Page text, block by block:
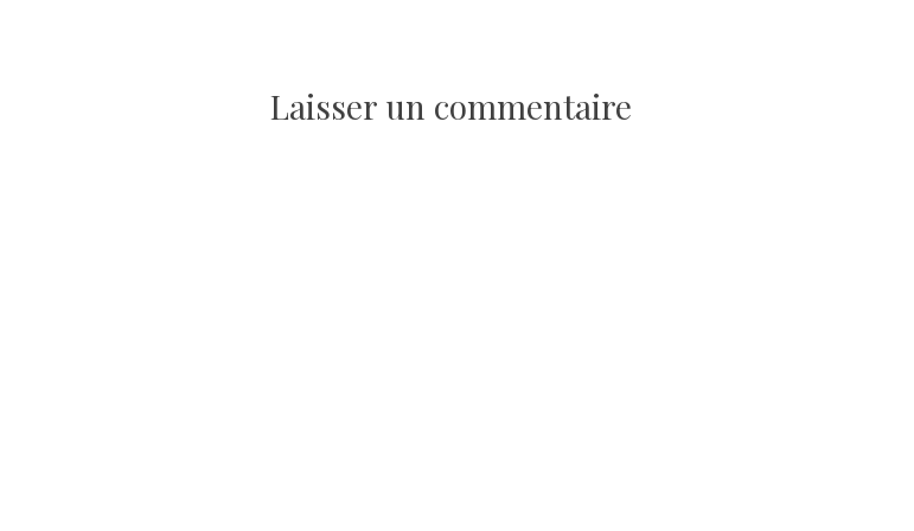
l’article
Laisser un commentaire